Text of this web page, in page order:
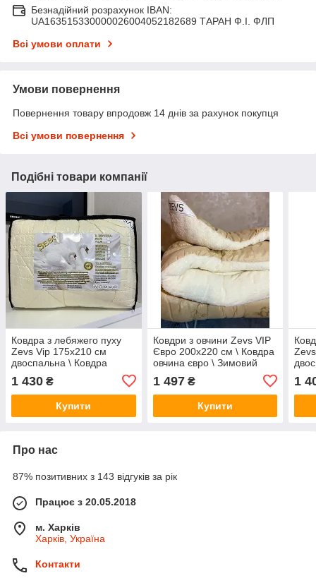
Безнадійний розрахунок IBAN:
UA163515330000026004052182689 ТАРАН Ф.І. ФЛП
Всі умови оплати
Умови повернення
Повернення товару впродовж 14 днів за рахунок покупця
Всі умови повернення
Подібні товари компанії
Ковдра з лебяжего пуху
Zevs Vip 175х210 см
двоспальна \ Ковдра
штучний лебединий пух \
Ковдра лебединий пух
1 430 ₴
Купити
Ковдри з овчини Zevs VIP
Євро 200х220 см \ Ковдра
овчина євро \ Зимовий
1 497₴
Купити
1
Про нас
87% позитивних з 143 відгуків за рік
Працює з 20.05.2018
м. Харків
Харків, Україна
Контакти